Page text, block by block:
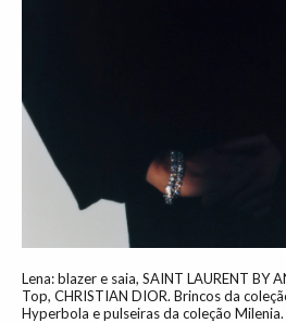
Lena: blazer e saia, SAINT LAURENT BY
Top, CHRISTIAN DIOR. Brincos da
Hyperbola e pulseiras da coleção Milenia.